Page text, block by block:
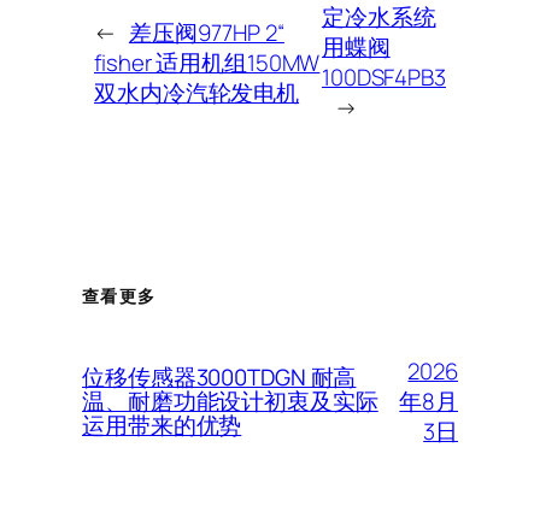
← 差压阀977HP 2“
fisher 适用机组150MW
双水内冷汽轮发电机
定冷水系统
用蝶阀
100DSF4PB3
→
查看更多
位移传感器3000TDGN 耐高
温、耐磨功能设计初衷及实际
运用带来的优势
2026
年8月
3日